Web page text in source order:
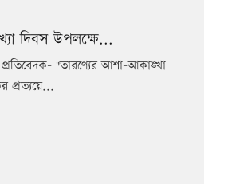
দিবস উপলক্ষে...
"তারণ্যের আশা-আকাঙ্খা
প্রত্যয়ে...